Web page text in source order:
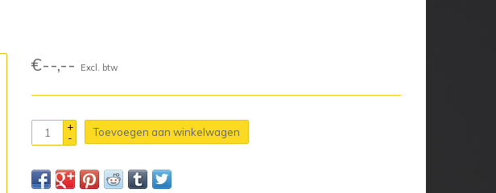
€--,-- Excl. btw
+
-
Toevoegen aan winkelwagen